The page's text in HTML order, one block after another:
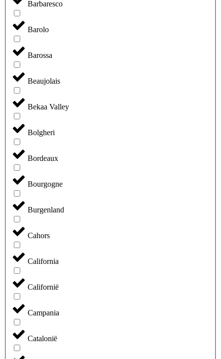
Barbaresco
Barolo
Barossa
Beaujolais
Bekaa Valley
Bolgheri
Bordeaux
Bourgogne
Burgenland
Cahors
California
Californië
Campania
Catalonië